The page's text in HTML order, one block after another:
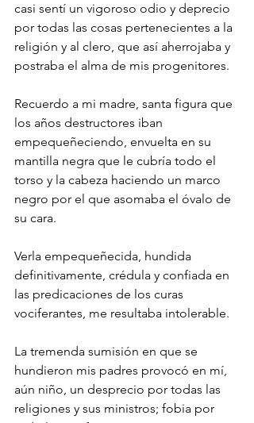
casi sentí un vigoroso odio y deprecio
por todas las cosas pertenecientes a la
religión y al clero, que así aherrojaba y
postraba el alma de mis progenitores.
Recuerdo a mi madre, santa figura que
los años destructores iban
empequeñeciendo, envuelta en su
mantilla negra que le cubría todo el
torso y la cabeza haciendo un marco
negro por el que asomaba el óvalo de
su cara.
Verla empequeñecida, hundida
definitivamente, crédula y confiada en
las predicaciones de los curas
vociferantes, me resultaba intolerable.
La tremenda sumisión en que se
hundieron mis padres provocó en mí,
aún niño, un desprecio por todas las
religiones y sus ministros; fobia por